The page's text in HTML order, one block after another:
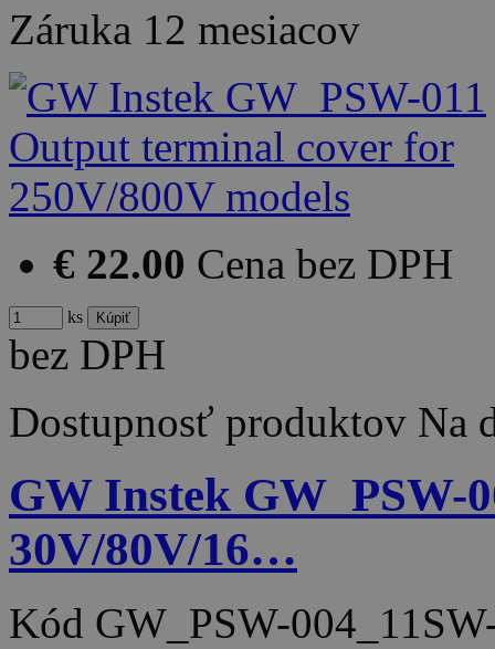
Záruka 12 mesiacov
€ 22.00 Cena bez DPH
ks
bez DPH
Dostupnosť produktov Na
GW Instek GW_PSW-
30V/80V/16…
Kód GW_PSW-